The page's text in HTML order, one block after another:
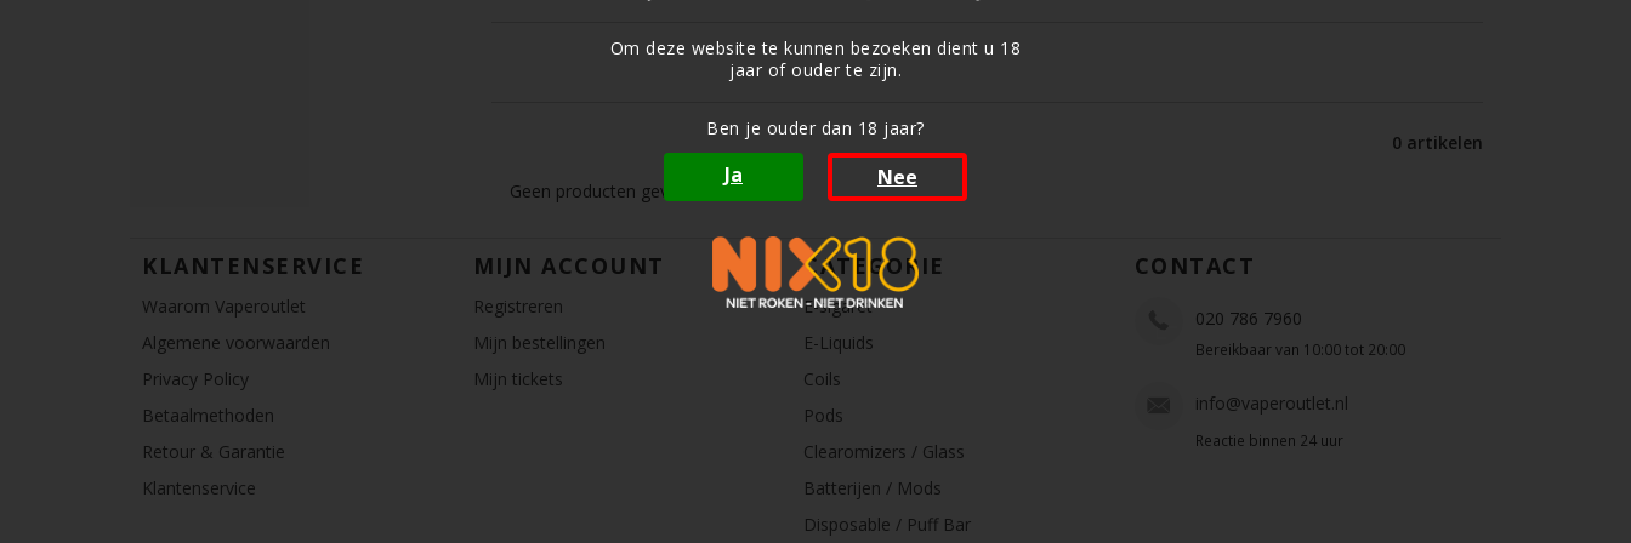
Om deze website te kunnen bezoeken dient u 18
jaar of ouder te zijn.
Ben je ouder dan 18 jaar?
Ja Nee
0 artikelen
Geen producten gevonden!...
KLANTENSERVICE
Waarom Vaperoutlet
Algemene voorwaarden
Privacy Policy
Betaalmethoden
Retour & Garantie
Klantenservice
MIJN ACCOUNT
Registreren
Mijn bestellingen
Mijn tickets
CATEGORIE
E-sigaret
E-Liquids
Coils
Pods
Clearomizers / Glass
Batterijen / Mods
Disposable / Puff Bar
CONTACT
020 786 7960
Bereikbaar van 10:00 tot 20:00
info@vaperoutlet.nl
Reactie binnen 24 uur